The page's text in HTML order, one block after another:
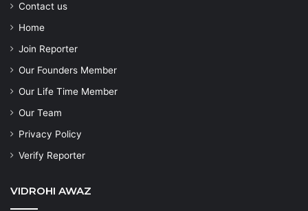
Contact us
Home
Join Reporter
Our Founders Member
Our Life Time Member
Our Team
Privacy Policy
Verify Reporter
VIDROHI AWAZ